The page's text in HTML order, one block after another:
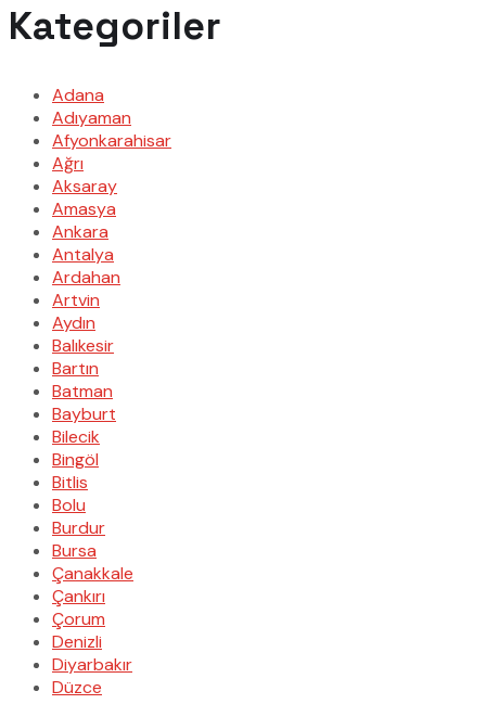
Kategoriler
Adana
Adıyaman
Afyonkarahisar
Ağrı
Aksaray
Amasya
Ankara
Antalya
Ardahan
Artvin
Aydın
Balıkesir
Bartın
Batman
Bayburt
Bilecik
Bingöl
Bitlis
Bolu
Burdur
Bursa
Çanakkale
Çankırı
Çorum
Denizli
Diyarbakır
Düzce